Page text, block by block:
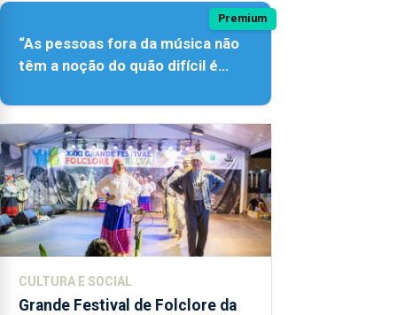
Premium
“As pessoas fora da música não
têm a noção do quão difícil é
CULTURA E SOCIAL
Grande Festival de Folclore da